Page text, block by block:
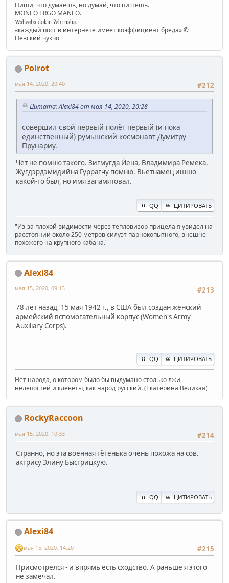
Пиши, что думаешь, но думай, что пишешь.
MONEŌ ERGŌ MANEŌ.
Waheeba dokin ʔebi naha.
«каждый пост в интернете имеет коэффициент бреда» ©
Невский чукчо
Poirot
#212
мая 14, 2020, 20:40
Цитата: Alexi84 от мая 14, 2020, 20:28
совершил свой первый полёт первый (и пока
единственный) румынский космонавт Думитру
Прунариу.
Чёт не помню такого. Зигмугда Йена, Владимира Ремека,
Жугдэрдэмидийна Гуррагчу помню. Вьетнамец ишшо
какой-то был, но имя запамятовал.
QQ ЦИТИРОВАТЬ
"Из-за плохой видимости через тепловизор прицела я увидел на
расстоянии около 250 метров силуэт парнокопытного, внешне
похожего на крупного кабана."
Alexi84
#213
мая 15, 2020, 09:13
78 лет назад, 15 мая 1942 г., в США был создан женский
армейский вспомогательный корпус (Women's Army
Auxiliary Corps).
QQ ЦИТИРОВАТЬ
Нет народа, о котором было бы выдумано столько лжи,
нелепостей и клеветы, как народ русский. (Екатерина Великая)
RockyRaccoon
#214
мая 15, 2020, 10:33
Странно, но эта военная тётенька очень похожа на сов.
актрису Элину Быстрицкую.
QQ ЦИТИРОВАТЬ
Alexi84
#215
мая 15, 2020, 14:20
Присмотрелся - и впрямь есть сходство. А раньше я этого
не замечал.